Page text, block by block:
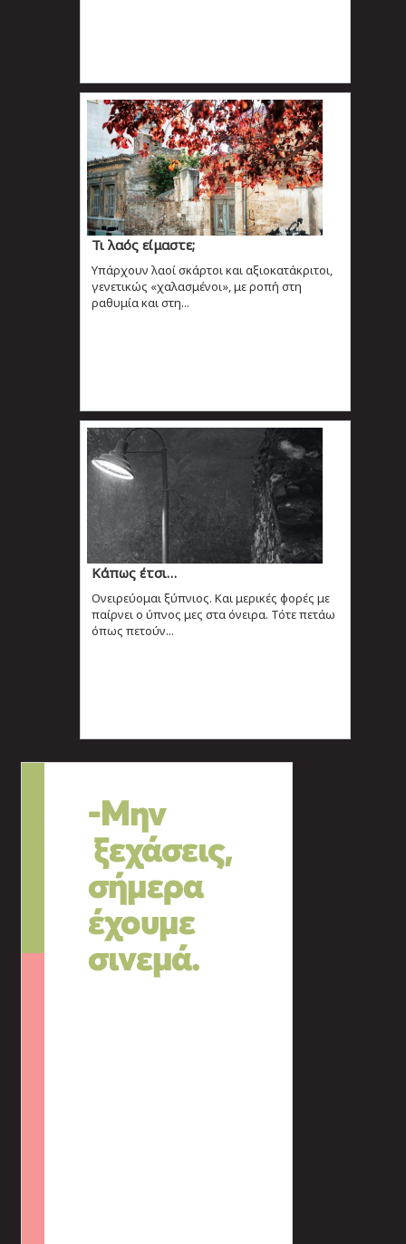
Τι λαός είμαστε;
Υπάρχουν λαοί σκάρτοι και αξιοκατάκριτοι,
γενετικώς «χαλασμένοι», με ροπή στη
ραθυμία και στη...
Κάπως έτσι…
Ονειρεύομαι ξύπνιος. Και μερικές φορές με
παίρνει ο ύπνος μες στα όνειρα. Τότε πετάω
όπως πετούν...